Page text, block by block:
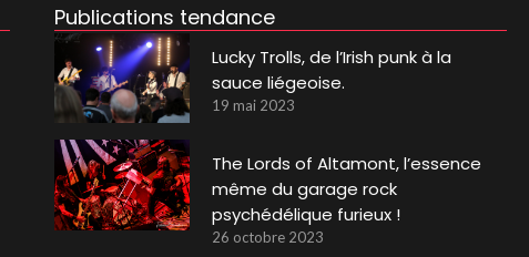
Publications tendance
Lucky Trolls, de l’Irish punk à la
sauce liégeoise.
19 mai 2023
The Lords of Altamont, l’essence
même du garage rock
psychédélique furieux !
26 octobre 2023